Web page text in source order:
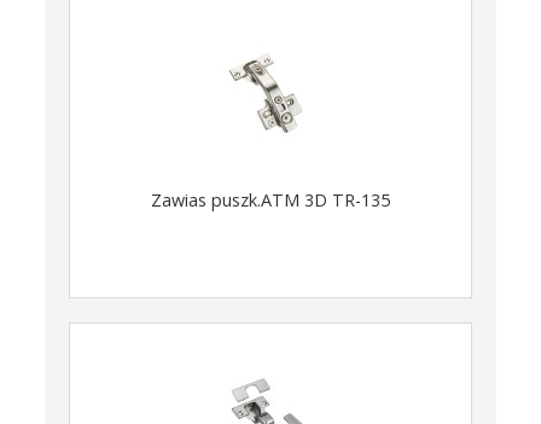
Zawias puszk.ATM 3D TR-135